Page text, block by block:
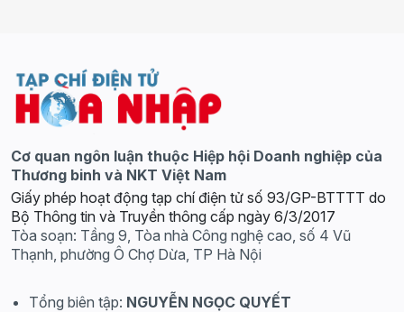
Cơ quan ngôn luận thuộc Hiệp hội Doanh nghiệp của
Thương binh và NKT Việt Nam
Giấy phép hoạt động tạp chí điện tử số 93/GP-BTTTT do
Bộ Thông tin và Truyền thông cấp ngày 6/3/2017
Tòa soạn: Tầng 9, Tòa nhà Công nghệ cao, số 4 Vũ
Thạnh, phường Ô Chợ Dừa, TP Hà Nội
Tổng biên tập: NGUYỄN NGỌC QUYẾT